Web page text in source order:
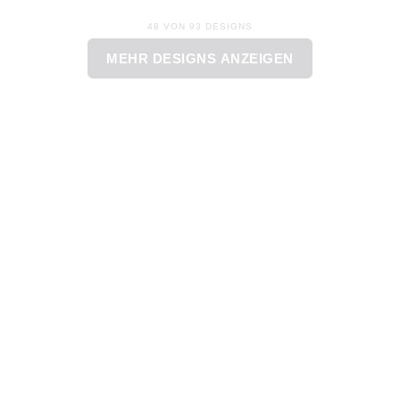
48 VON 93 DESIGNS
MEHR DESIGNS ANZEIGEN